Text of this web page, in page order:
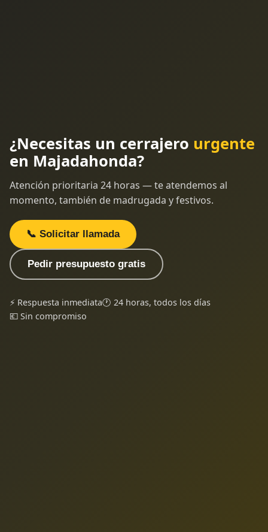
¿Necesitas un cerrajero urgente
en Majadahonda?
Atención prioritaria 24 horas — te atendemos al
momento, también de madrugada y festivos.
📞 Solicitar llamada
Pedir presupuesto gratis
⚡ Respuesta inmediata🕐 24 horas, todos los días
💶 Sin compromiso